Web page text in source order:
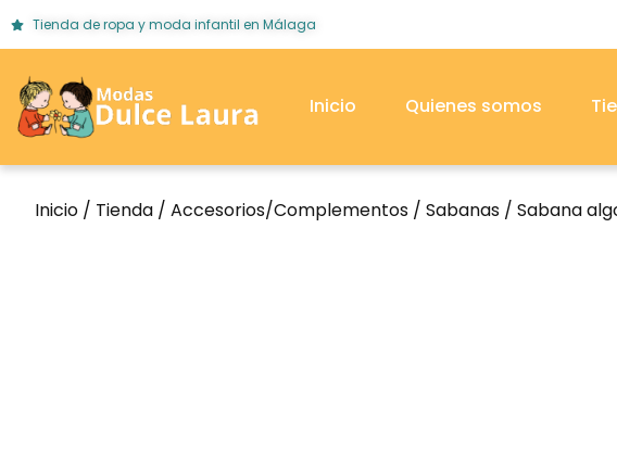
Tienda de ropa y moda infantil en Málaga
Inicio Quienes somos
Inicio / Tienda / Accesorios/Complementos / Sabanas / Sabana